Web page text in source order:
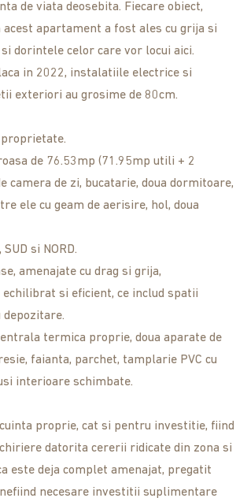
de viata deosebita. Fiecare obiect,
acest apartament a fost ales cu grija si
dorintele celor care vor locui aici.
in 2022, instalatiile electrice si
exteriori au grosime de 80cm.
proprietate.
de 76.53mp (71.95mp utili + 2
camera de zi, bucatarie, doua dormitoare,
ele cu geam de aerisire, hol, doua
si NORD.
amenajate cu drag si grija,
si eficient, ce includ spatii
depozitare.
termica proprie, doua aparate de
faianta, parchet, tamplarie PVC cu
interioare schimbate.
proprie, cat si pentru investitie, fiind
datorita cererii ridicate din zona si
este deja complet amenajat, pregatit
necesare investitii suplimentare